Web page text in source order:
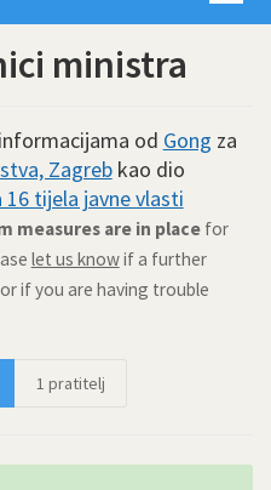
ministra
od Gong za
Zagrebkao dio
16 tijela javne vlasti
measures are in placefor
let us knowif a further
if you are having trouble
1 pratitelj